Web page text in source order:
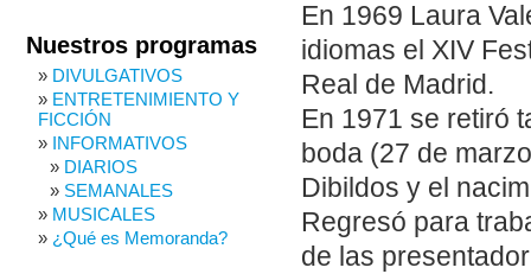
En 1969 Laura
idiomas el XIV
Real de Madrid.
En 1971 se retiró
boda (27 de
Dibildos y el
Regresó para
de las
Nuestros programas
DIVULGATIVOS
ENTRETENIMIENTO Y
FICCIÓN
INFORMATIVOS
DIARIOS
SEMANALES
MUSICALES
¿Qué es Memoranda?